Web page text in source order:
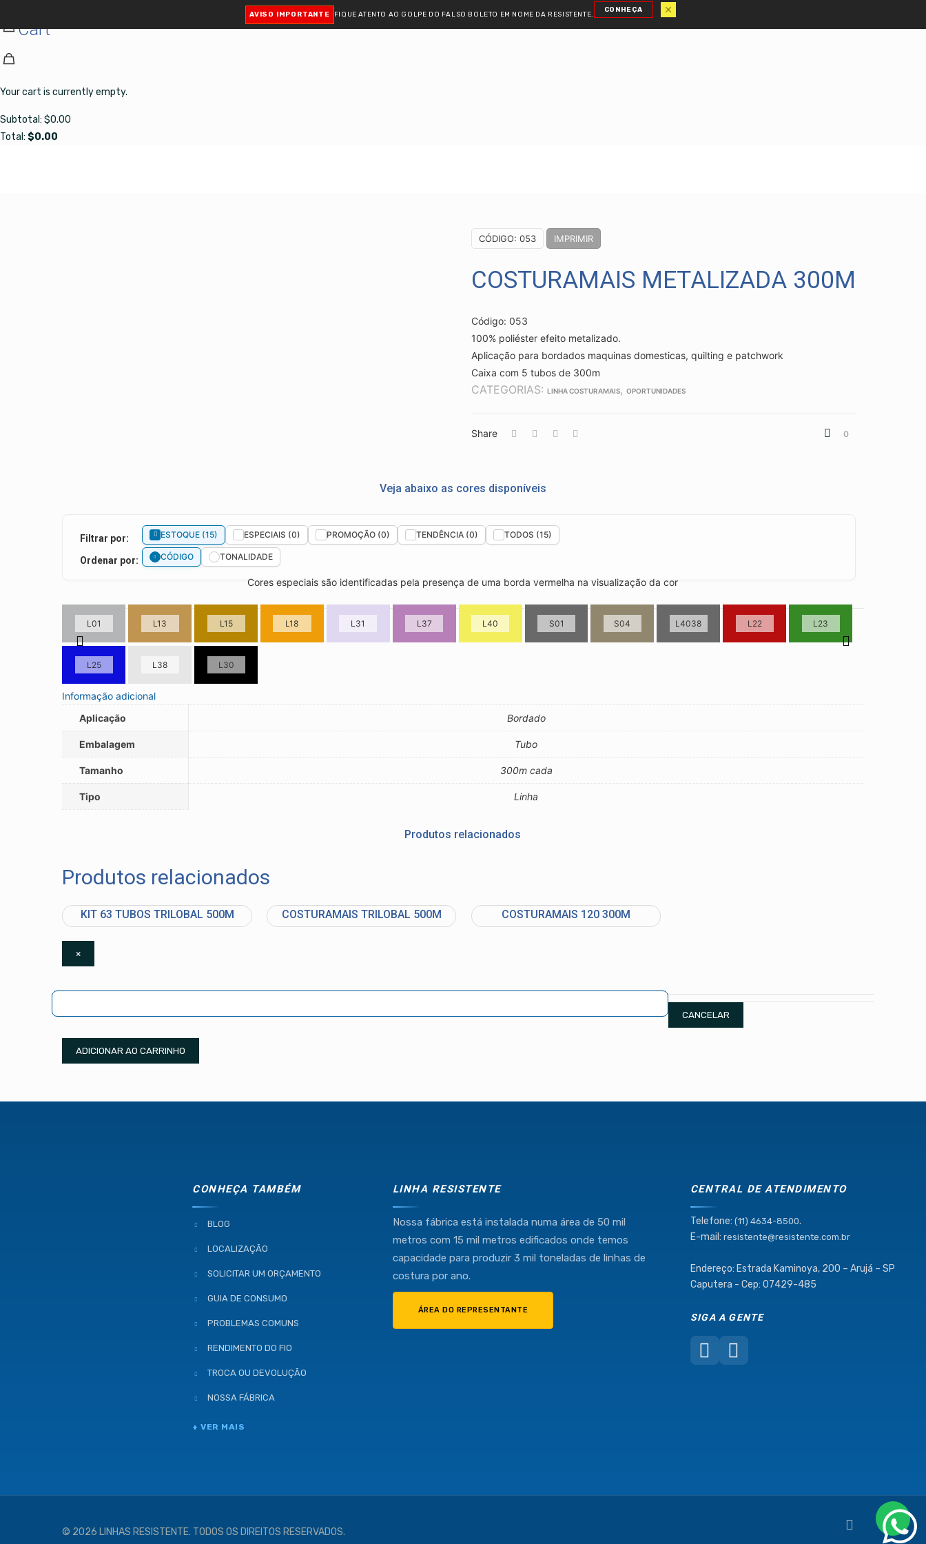
Cart
Your cart is currently empty.
Subtotal: $0.00
Total: $0.00
AVISO IMPORTANTE FIQUE ATENTO AO GOLPE DO FALSO BOLETO EM NOME DA RESISTENTE.
CONHEÇA
Industria e Comercio de Linhas Resistente Ltda
(11) 4634-8500
CÓDIGO: 053 IMPRIMIR
COSTURAMAIS METALIZADA 300M
Código: 053
100% poliéster efeito metalizado.
Aplicação para bordados maquinas domesticas, quilting e patchwork
Caixa com 5 tubos de 300m
CATEGORIAS: LINHA COSTURAMAIS, OPORTUNIDADES
Share 0
Veja abaixo as cores disponíveis
Filtrar por: ESTOQUE (15) ESPECIAIS (0) PROMOÇÃO (0) TENDÊNCIA (0) TODOS (15)
Ordenar por: CÓDIGO TONALIDADE
Cores especiais são identificadas pela presença de uma borda vermelha na visualização da cor
L01 L13 L15 L18 L31 L37 L40 S01 S04 L4038 L22 L23
L25 L38 L30
Informação adicional
Aplicação
Bordado
Embalagem Tubo
Tamanho 300m cada
Tipo Linha
Produtos relacionados
Produtos relacionados
KIT 63 TUBOS TRILOBAL 500M COSTURAMAIS TRILOBAL 500M COSTURAMAIS 120 300M
×
CANCELAR
ADICIONAR AO CARRINHO
CONHEÇA TAMBÉM
BLOG
LOCALIZAÇÃO
SOLICITAR UM ORÇAMENTO
GUIA DE CONSUMO
PROBLEMAS COMUNS
RENDIMENTO DO FIO
TROCA OU DEVOLUÇÃO
NOSSA FÁBRICA
+ VER MAIS
LINHA RESISTENTE
Nossa fábrica está instalada numa área de 50 mil
metros com 15 mil metros edificados onde temos
capacidade para produzir 3 mil toneladas de linhas de
costura por ano.
ÁREA DO REPRESENTANTE
CENTRAL DE ATENDIMENTO
Telefone: (11) 4634-8500.
E-mail: resistente@resistente.com.br
Endereço: Estrada Kaminoya, 200 – Arujá – SP
Caputera - Cep: 07429-485
SIGA A GENTE
© 2026 LINHAS RESISTENTE. TODOS OS DIREITOS RESERVADOS.